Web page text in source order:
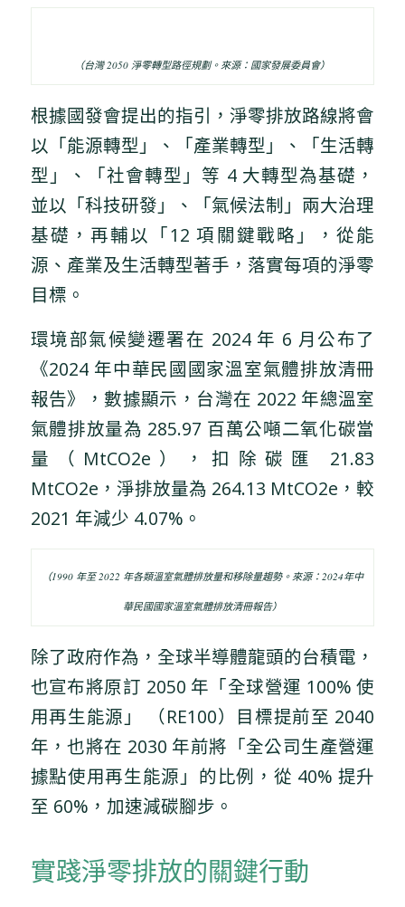
（台灣 2050 淨零轉型路徑規劃。來源：國家發展委員會）
根據國發會提出的指引，淨零排放路線將會
以「能源轉型」、「產業轉型」、「生活轉
型」、「社會轉型」等 4 大轉型為基礎，
並以「科技研發」、「氣候法制」兩大治理
基礎，再輔以「12 項關鍵戰略」，從能
源、產業及生活轉型著手，落實每項的淨零
目標。
環境部氣候變遷署在 2024 年 6 月公布了
《2024 年中華民國國家溫室氣體排放清冊
報告》，數據顯示，台灣在 2022 年總溫室
氣體排放量為 285.97 百萬公噸二氧化碳當
量（MtCO2e），扣除碳匯 21.83
MtCO2e，淨排放量為 264.13 MtCO2e，較
2021 年減少 4.07%。
（1990 年至 2022 年各類溫室氣體排放量和移除量趨勢。來源：2024年中
華民國國家溫室氣體排放清冊報告）
除了政府作為，全球半導體龍頭的台積電，
也宣布將原訂 2050 年「全球營運 100% 使
用再生能源」 （RE100）目標提前至 2040
年，也將在 2030 年前將「全公司生產營運
據點使用再生能源」的比例，從 40% 提升
至 60%，加速減碳腳步。
實踐淨零排放的關鍵行動